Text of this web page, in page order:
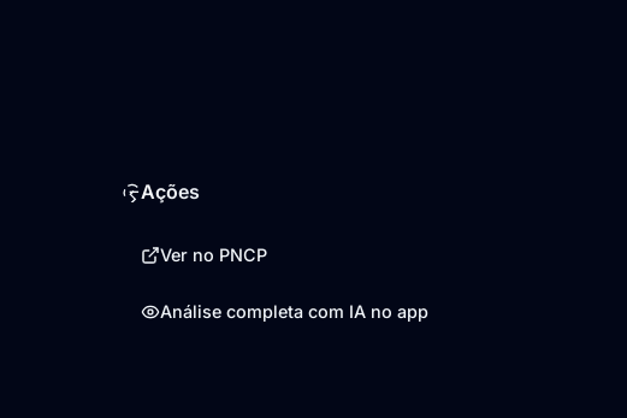
Ações
Ver no PNCP
Análise completa com IA no app